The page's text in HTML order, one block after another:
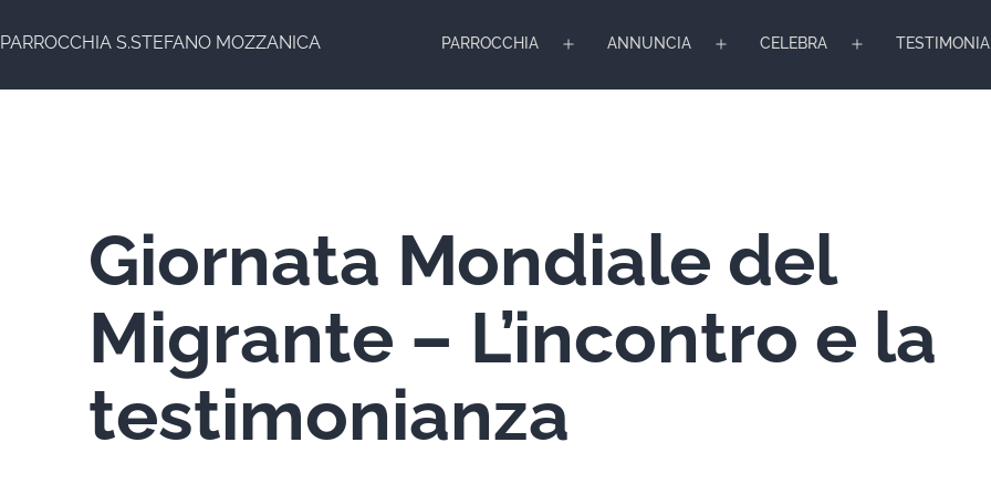
al
PARROCCHIA S.STEFANO MOZZANICA PARROCCHIA
Apri
ANNUNCIA
Apri
CELEBRA
Apri
TESTIMONIA
Giornata Mondiale del
Migrante – L’incontro e la
testimonianza